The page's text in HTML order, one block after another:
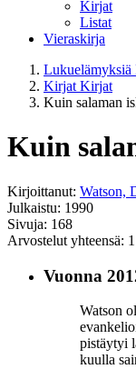
Kirjat
Listat
Vieraskirja
Lukuelämyksiä
Kirjat Kirjat
Kuin salaman
Kuin
Kirjoittanut: Watson,
Julkaistu: 1990
Sivuja: 168
Arvostelut yhteensä:
Vuonna
Watson
pistäytyi
kuulla